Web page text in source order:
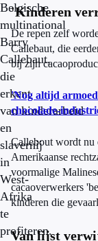
Belgische
multinational
Barry
Callebaut,
die
erkent
van kinderarbeid
en
slavernij
in
West-
Afrika
te
profiteren.
'Kinderen
De repen zelf
Callebaut, die
bij zijn
'Nog altijd
chocolade-
Callebout wordt nu
Amerikaanse
voormalige
cacaoverwerkers
kinderen die
Van lijst